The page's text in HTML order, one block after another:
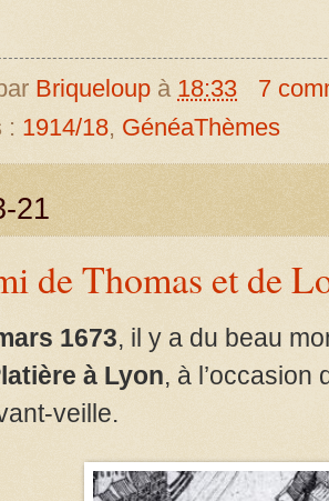
Briqueloup à 18:33
7
: 1914/18, GénéaThèmes
21
de Thomas et de
1673, il y a du beau
à Lyon, à l’occasion
veille.